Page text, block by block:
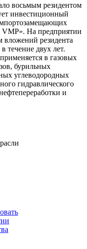
восьмым резидентом
инвестиционный
VMP». На предприятии
вложений резидента
двух лет.
в газовых
бурильных
углеводородных
гидравлического
и